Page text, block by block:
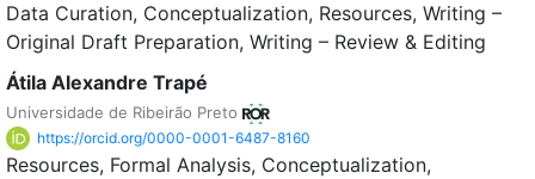
Data Curation Conceptualization Resources Writing –
Original Draft Preparation Writing – Review & Editing
Átila Alexandre Trapé
Universidade de Ribeirão Preto
https://orcid.org/0000-0001-6487-8160
Resources Formal Analysis Conceptualization